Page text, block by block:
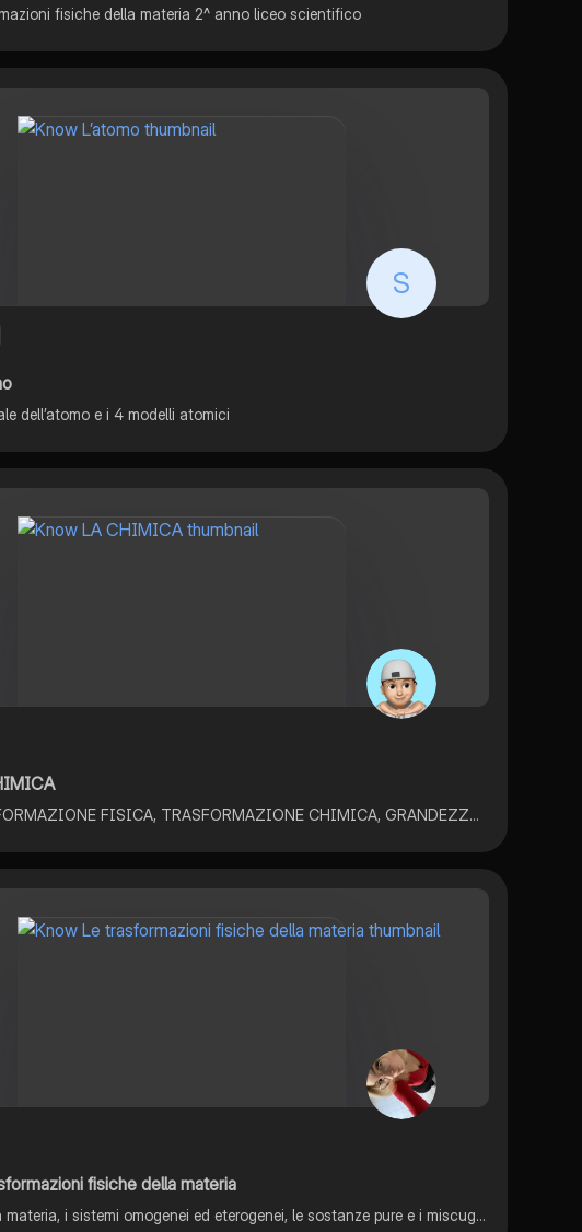
fisiche della materia 2^ anno liceo scientifico
S
dell’atomo e i 4 modelli atomici
CHIMICA, TRASFORMAZIONE FISICA, TRASFORMAZIONE CHIMICA, GRANDEZZE FISICHE (STRUMENTI DI MISURA E S.I.), METODO SCIENTIFICO
fisiche della materia
Gli stati fisici della materia, i sistemi omogenei ed eterogenei, le sostanze pure e i miscugli, la solubilità, i principali metodi di separazione dei miscugli.